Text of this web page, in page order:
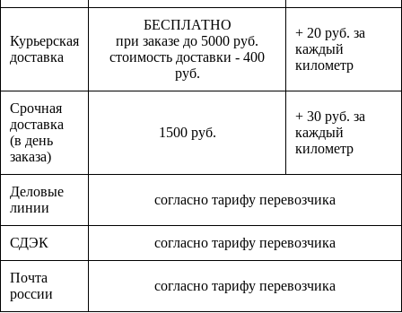
Курьерская
доставка
БЕСПЛАТНО
при заказе до 5000 руб.
стоимость доставки - 400
руб.
+ 20 руб. за
каждый
километр
Срочная
доставка
(в день
заказа)
1500 руб.
+ 30 руб. за
каждый
километр
Деловые
линии
согласно тарифу перевозчика
СДЭК согласно тарифу перевозчика
Почта
россии
согласно тарифу перевозчика